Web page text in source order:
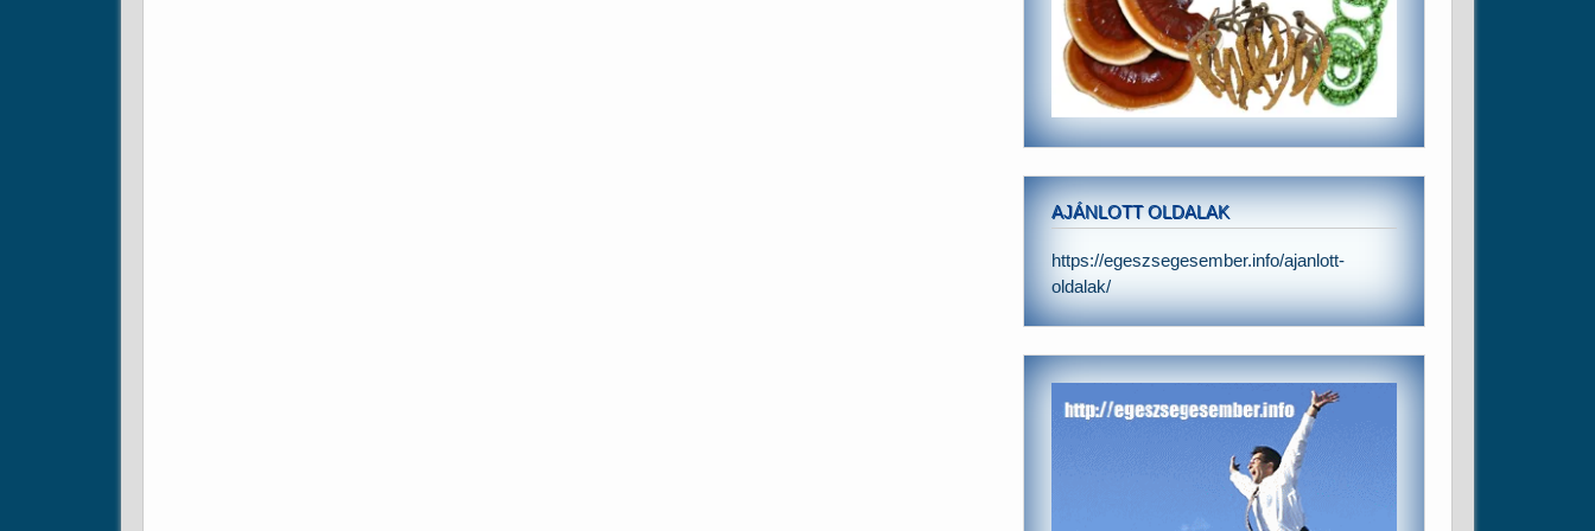
AJÁNLOTT OLDALAK
https://egeszsegesember.info/ajanlott-
oldalak/